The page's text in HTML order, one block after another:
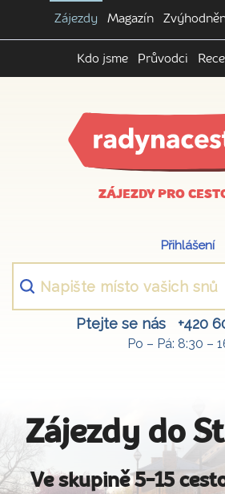
Zájezdy Magazín
Kdo jsme Průvodci
ZÁJEZDY PRO
Přihlášení
Ptejte se nás +420
Po – Pá: 8:30 –
Zájezdy do
Ve skupině 5-15